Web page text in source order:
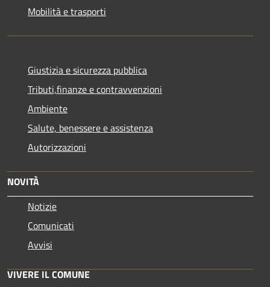
Mobilità e trasporti
Giustizia e sicurezza pubblica
Tributi,finanze e contravvenzioni
Ambiente
Salute, benessere e assistenza
Autorizzazioni
NOVITÀ
Notizie
Comunicati
Avvisi
VIVERE IL COMUNE